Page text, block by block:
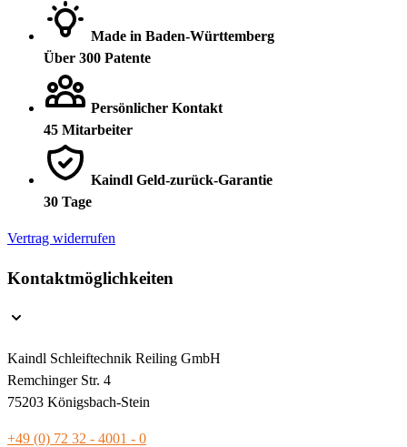
Made in Baden-Württemberg
Über 300 Patente
Persönlicher Kontakt
45 Mitarbeiter
Kaindl Geld-zurück-Garantie
30 Tage
Vertrag widerrufen
Kontaktmöglichkeiten
Kaindl Schleiftechnik Reiling GmbH
Remchinger Str. 4
75203 Königsbach-Stein
+49 (0) 72 32 - 4001 - 0